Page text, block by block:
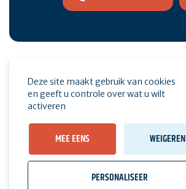
Espace pro Druk op
Deze site maakt gebruik van cookies
en geeft u controle over wat u wilt
activeren
MEE EENS WEIGEREN
PERSONALISEER